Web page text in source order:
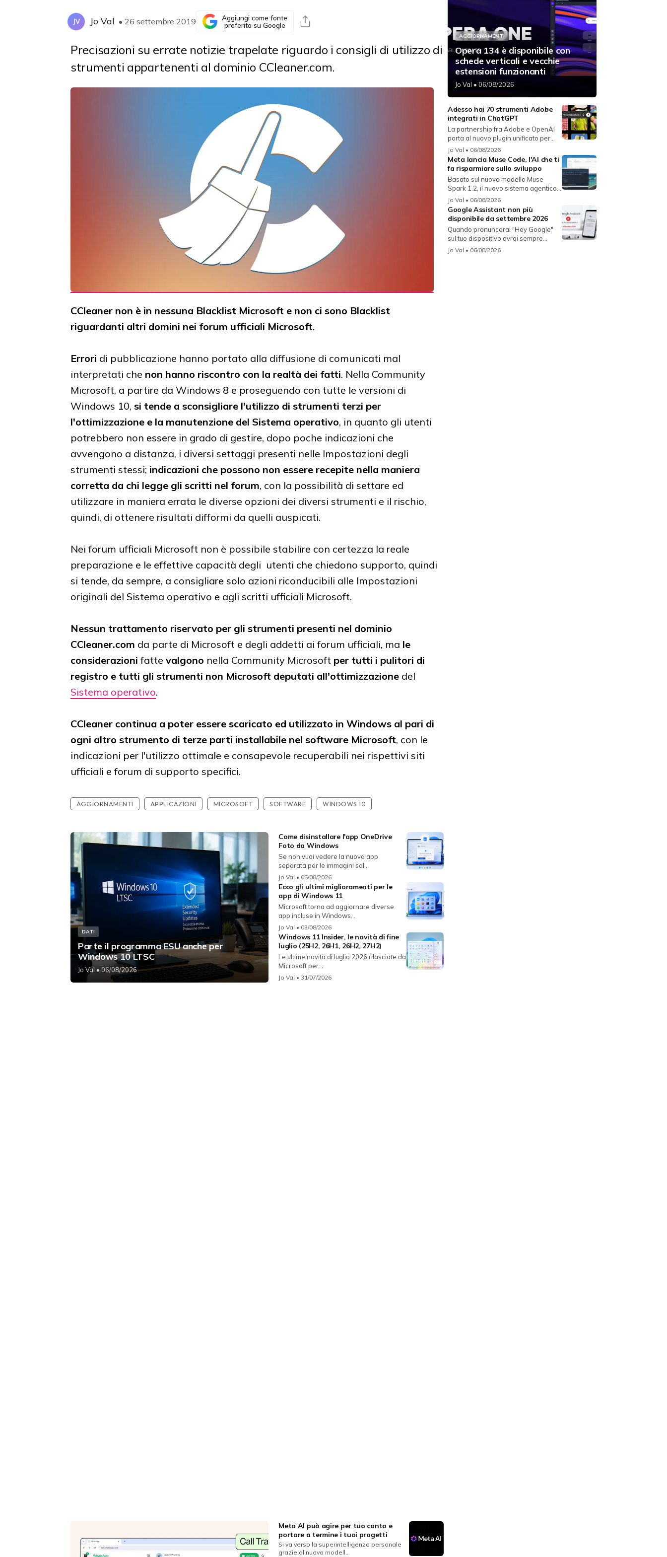
JV Jo Val • 26 settembre 2019
Aggiungi come fonte
preferita su Google
Precisazioni su errate notizie trapelate riguardo i consigli di utilizzo di
strumenti appartenenti al dominio CCleaner.com.
CCleaner non è in nessuna Blacklist Microsoft e non ci sono Blacklist
riguardanti altri domini nei forum ufficiali Microsoft.
Errori di pubblicazione hanno portato alla diffusione di comunicati mal
interpretati che non hanno riscontro con la realtà dei fatti. Nella Community
Microsoft, a partire da Windows 8 e proseguendo con tutte le versioni di
Windows 10, si tende a sconsigliare l'utilizzo di strumenti terzi per
l'ottimizzazione e la manutenzione del Sistema operativo, in quanto gli utenti
potrebbero non essere in grado di gestire, dopo poche indicazioni che
avvengono a distanza, i diversi settaggi presenti nelle Impostazioni degli
strumenti stessi; indicazioni che possono non essere recepite nella maniera
corretta da chi legge gli scritti nel forum, con la possibilità di settare ed
utilizzare in maniera errata le diverse opzioni dei diversi strumenti e il rischio,
quindi, di ottenere risultati difformi da quelli auspicati.
Nei forum ufficiali Microsoft non è possibile stabilire con certezza la reale
preparazione e le effettive capacità degli utenti che chiedono supporto, quindi
si tende, da sempre, a consigliare solo azioni riconducibili alle Impostazioni
originali del Sistema operativo e agli scritti ufficiali Microsoft.
Nessun trattamento riservato per gli strumenti presenti nel dominio
CCleaner.com da parte di Microsoft e degli addetti ai forum ufficiali, ma le
considerazioni fatte valgono nella Community Microsoft per tutti i pulitori di
registro e tutti gli strumenti non Microsoft deputati all'ottimizzazione del
Sistema operativo.
CCleaner continua a poter essere scaricato ed utilizzato in Windows al pari di
ogni altro strumento di terze parti installabile nel software Microsoft, con le
indicazioni per l'utilizzo ottimale e consapevole recuperabili nei rispettivi siti
ufficiali e forum di supporto specifici.
AGGIORNAMENTI APPLICAZIONI MICROSOFT SOFTWARE WINDOWS 10
DATI
Parte il programma ESU anche per
Windows 10 LTSC
Jo Val • 06/08/2026
Come disinstallare l'app OneDrive
Foto da Windows
Se non vuoi vedere la nuova app
separata per le immagini sal...
Jo Val • 05/08/2026
Ecco gli ultimi miglioramenti per le
app di Windows 11
Microsoft torna ad aggiornare diverse
app incluse in Windows...
Jo Val • 03/08/2026
Windows 11 Insider, le novità di fine
luglio (25H2, 26H1, 26H2, 27H2)
Le ultime novità di luglio 2026 rilasciate da
Microsoft per...
Jo Val • 31/07/2026
Meta AI può agire per tuo conto e
portare a termine i tuoi progetti
Si va verso la superintelligenza personale
grazie al nuovo modell...
AGGIORNAMENTI
Opera 134 è disponibile con
schede verticali e vecchie
estensioni funzionanti
Jo Val • 06/08/2026
Adesso hai 70 strumenti Adobe
integrati in ChatGPT
La partnership fra Adobe e OpenAI
porta al nuovo plugin unificato per...
Jo Val • 06/08/2026
Meta lancia Muse Code, l'AI che ti
fa risparmiare sullo sviluppo
Basato sul nuovo modello Muse
Spark 1.2, il nuovo sistema agentico
fun...
Jo Val • 06/08/2026
Google Assistant non più
disponibile da settembre 2026
Quando pronuncerai "Hey Google"
sul tuo dispositivo avrai sempre
Gemin...
Jo Val • 06/08/2026